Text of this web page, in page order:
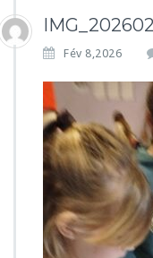
Fév 8,2026